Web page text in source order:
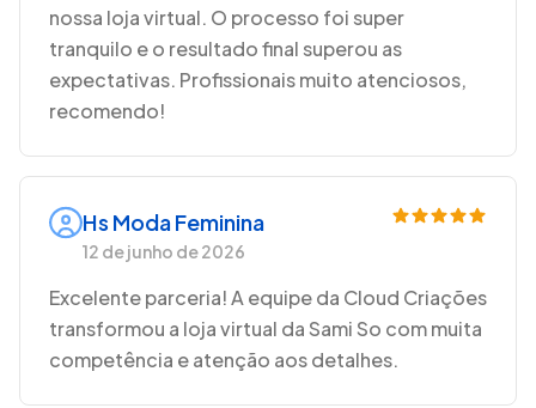
nossa loja virtual. O processo foi super
tranquilo e o resultado final superou as
expectativas. Profissionais muito atenciosos,
recomendo!
Hs Moda Feminina
12 de junho de 2026
Excelente parceria! A equipe da Cloud Criações
transformou a loja virtual da Sami So com muita
competência e atenção aos detalhes.